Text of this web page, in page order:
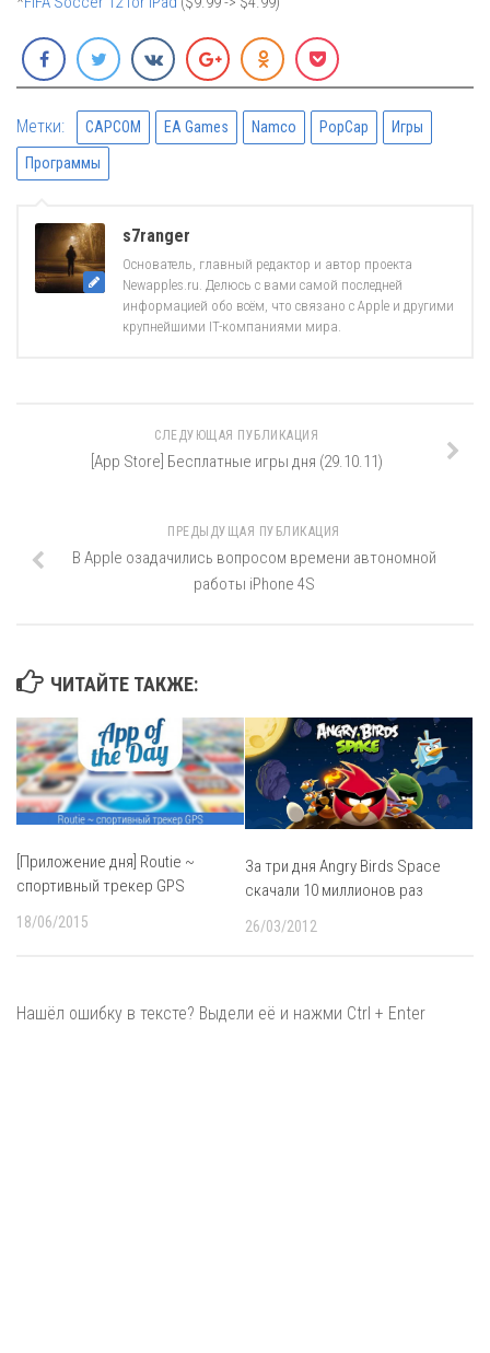
Метки: CAPCOM EA Games Namco PopCap Игры
Программы
s7ranger
Основатель, главный редактор и автор проекта
Newapples.ru. Делюсь с вами самой последней
информацией обо всём, что связано с Apple и другими
крупнейшими IT-компаниями мира.
СЛЕДУЮЩАЯ ПУБЛИКАЦИЯ
[App Store] Бесплатные игры дня (29.10.11)
ПРЕДЫДУЩАЯ ПУБЛИКАЦИЯ
В Apple озадачились вопросом времени автономной
работы iPhone 4S
ЧИТАЙТЕ ТАКЖЕ:
[Приложение дня] Routie ~
спортивный трекер GPS
18/06/2015
За три дня Angry Birds Space
скачали 10 миллионов раз
26/03/2012
Нашёл ошибку в тексте? Выдели её и нажми Ctrl + Enter